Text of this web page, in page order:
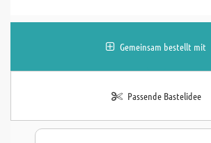
Gemeinsam bestellt mit
Passende Bastelidee